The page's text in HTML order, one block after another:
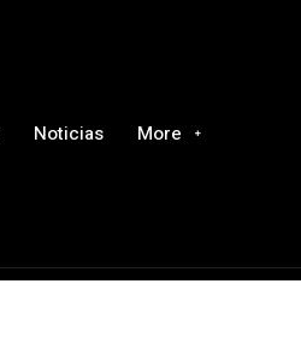
Noticias More